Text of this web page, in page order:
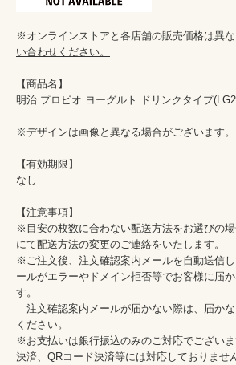
※オンラインストアと各店舗の販売価格は異な
い合わせください。
【商品名】
明治 プロビオ ヨーグルト ドリンクタイプ
※デザインは画像と異なる場合がございます。
【有効期限】
なし
【注意事項】
※目安の枚数に合わない配送方法をお選びの
にて配送方法の変更のご連絡をいたします。
※ご注文後、注文確認案内メールを自動送信
ールがエラーやドメイン拒否等でお客様に届
す。
注文確認案内メールが届かない際は、届か
ください。
※お支払いは銀行振込のみのご対応でござい
決済、QRコード決済等には対応しておりませ